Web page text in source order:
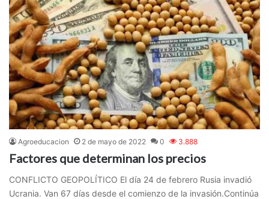
Agroeducacion 2 de mayo de 2022 0 3.888
Factores que determinan los precios
CONFLICTO GEOPOLÍTICO El día 24 de febrero Rusia invadió
Ucrania. Van 67 días desde el comienzo de la invasión.Continúa